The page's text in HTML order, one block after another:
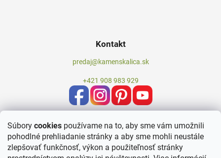
Súbory cookies používame na to, aby sme vám umožnili
pohodlné prehliadanie stránky a aby sme mohli neustále
zlepšovať funkčnosť, výkon a použiteľnosť stránky
Kontakt
predaj@kamenskalica.sk
+421 908 983 929